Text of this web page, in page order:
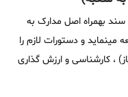
سند بهمراه اصل مدارک به
مینماید و دستورات لازم را
، کارشناسی و ارزش گذاری